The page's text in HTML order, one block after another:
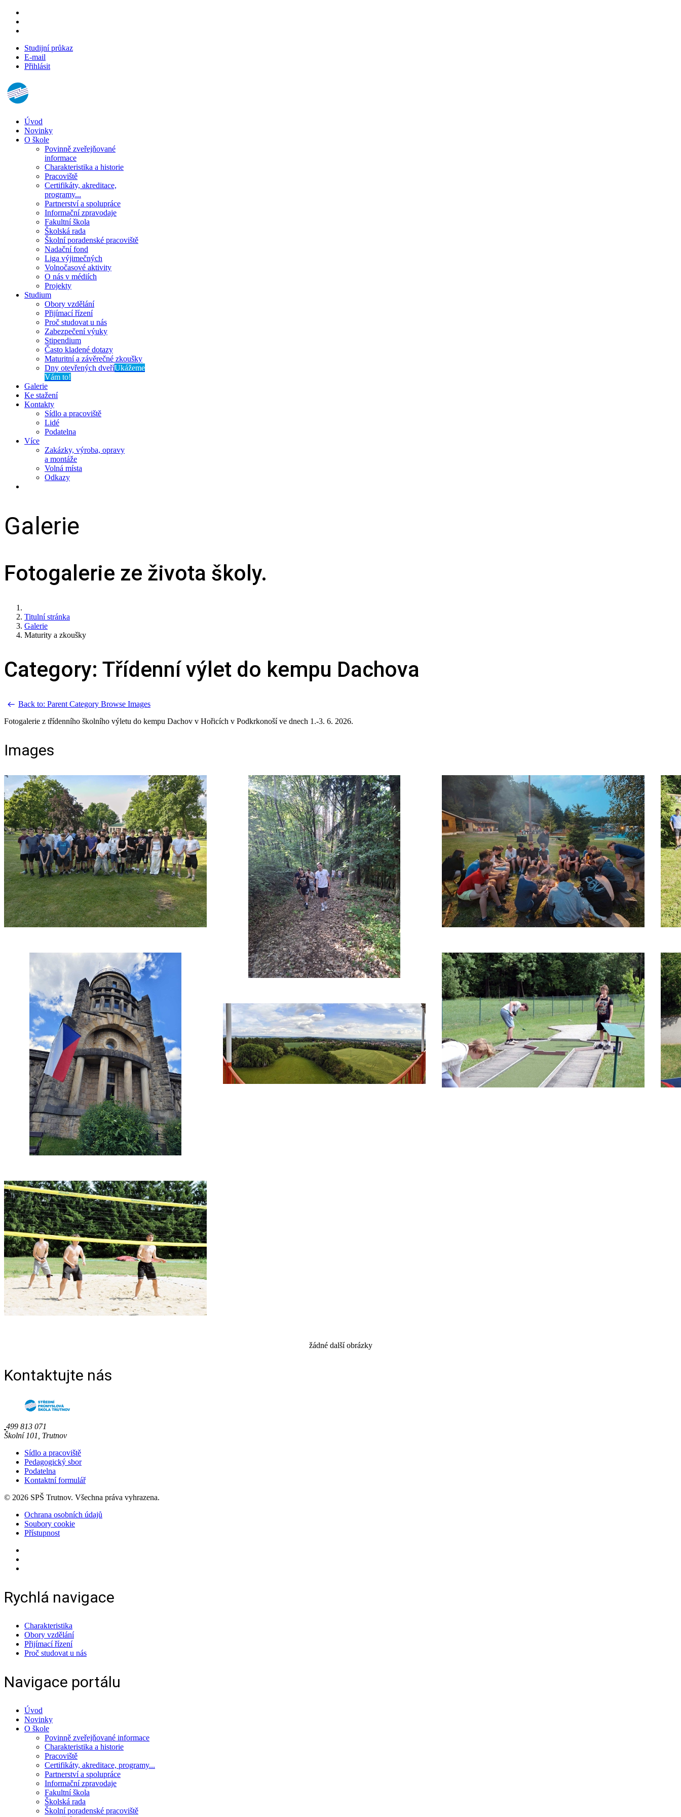
Studijní průkaz
E-mail
Přihlásit
Úvod
Novinky
O škole
Povinně zveřejňované
informace
Charakteristika a historie
Pracoviště
Certifikáty, akreditace,
programy...
Partnerství a spolupráce
Informační zpravodaje
Fakultní škola
Školská rada
Školní poradenské pracoviště
Nadační fond
Liga výjimečných
Volnočasové aktivity
O nás v médiích
Projekty
Studium
Obory vzdělání
Přijímací řízení
Proč studovat u nás
Zabezpečení výuky
Stipendium
Často kladené dotazy
Maturitní a závěrečné zkoušky
Dny otevřených dveříUkážeme
Vám to!
Galerie
Ke stažení
Kontakty
Sídlo a pracoviště
Lidé
Podatelna
Více
Zakázky, výroba, opravy
a montáže
Volná místa
Odkazy
Galerie
Fotogalerie ze života školy.
Titulní stránka
Galerie
Maturity a zkoušky
Category: Třídenní výlet do kempu Dachova
Back to: Parent Category Browse Images
Fotogalerie z třídenního školního výletu do kempu Dachov v Hořicích v Podkrkonoší ve dnech 1.-3. 6. 2026.
Images
žádné další obrázky
Kontaktujte nás
499 813 071
Školní 101, Trutnov
Sídlo a pracoviště
Pedagogický sbor
Podatelna
Kontaktní formulář
© 2026 SPŠ Trutnov. Všechna práva vyhrazena.
Ochrana osobních údajů
Soubory cookie
Přístupnost
Rychlá navigace
Charakteristika
Obory vzdělání
Přijímací řízení
Proč studovat u nás
Navigace portálu
Úvod
Novinky
O škole
Povinně zveřejňované informace
Charakteristika a historie
Pracoviště
Certifikáty, akreditace, programy...
Partnerství a spolupráce
Informační zpravodaje
Fakultní škola
Školská rada
Školní poradenské pracoviště